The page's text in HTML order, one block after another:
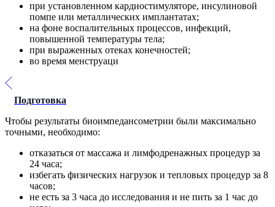
при установленном кардиостимуляторе, инсулиновой
помпе или металлических имплантатах;
на фоне воспалительных процессов, инфекций,
повышенной температуры тела;
при выраженных отеках конечностей;
во время менструаци
Подготовка
Чтобы результаты биоимпедансометрии были максимально
точными, необходимо:
отказаться от массажа и лимфодренажных процедур за
24 часа;
избегать физических нагрузок и тепловых процедур за 8
часов;
не есть за 3 часа до исследования и не пить за 1 час до